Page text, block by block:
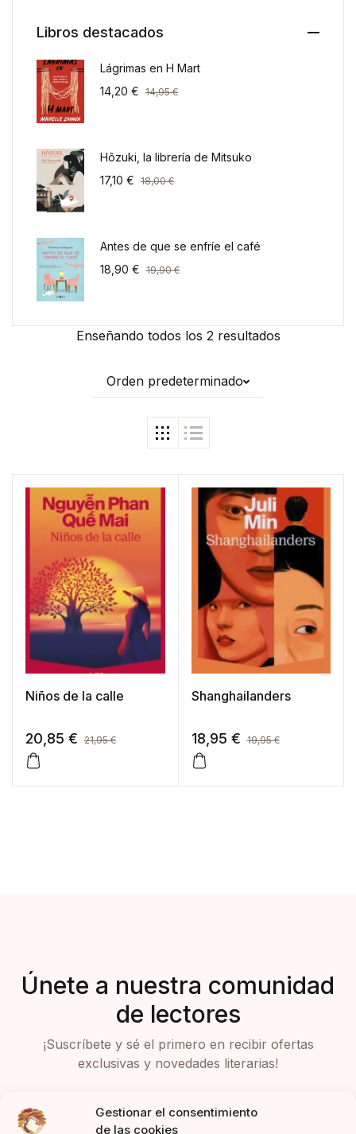
Gestionar el consentimiento
de las cookies
Enseñando todos los 2 resultados
Orden predeterminado
Niños de la calle
20,85 € 21,95€
Shanghailanders
18,95 € 19,95€
Libros destacados
Lágrimas en H Mart
14,20 € 14,95€
Hôzuki, la librería de Mitsuko
17,10 € 18,00€
Antes de que se enfríe el café
18,90 € 19,90€
Únete a nuestra comunidad
de lectores
¡Suscríbete y sé el primero en recibir ofertas
exclusivas y novedades literarias!